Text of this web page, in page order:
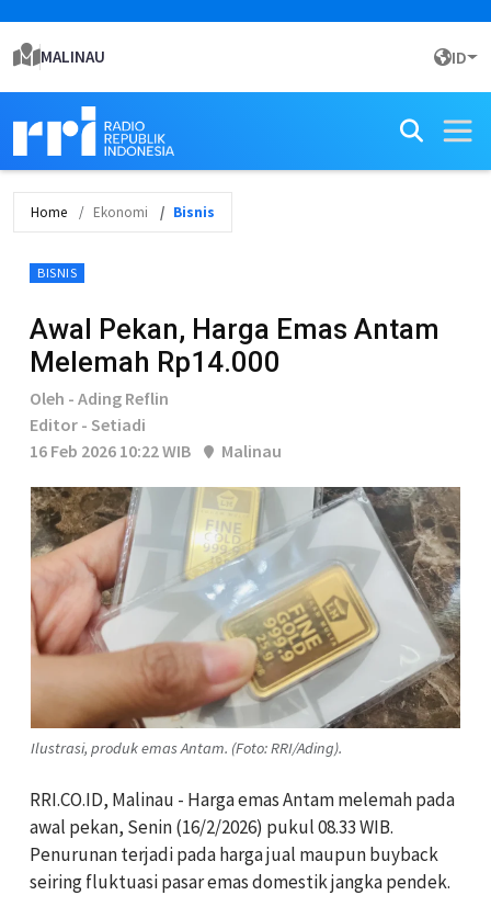
MALINAU ID
Home Ekonomi Bisnis
BISNIS
Awal Pekan, Harga Emas Antam
Melemah Rp14.000
Oleh - Ading Reflin
Editor - Setiadi
16 Feb 2026 10:22 WIB
Malinau
Ilustrasi, produk emas Antam. (Foto: RRI/Ading).
RRI.CO.ID, Malinau - Harga emas Antam melemah pada
awal pekan, Senin (16/2/2026) pukul 08.33 WIB.
Penurunan terjadi pada harga jual maupun buyback
seiring fluktuasi pasar emas domestik jangka pendek.